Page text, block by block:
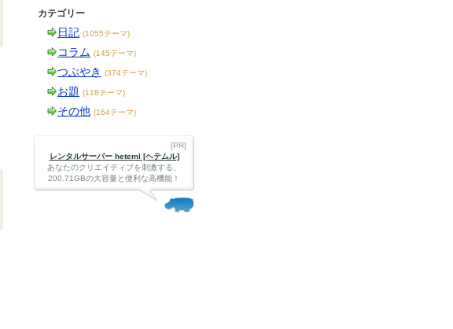
カテゴリー
日記 (1055テーマ)
コラム (145テーマ)
つぶやき (374テーマ)
お題 (118テーマ)
その他 (164テーマ)
[PR]
レンタルサーバー heteml [ヘテムル]
あなたのクリエイティブを刺激する、
200.71GBの大容量と便利な高機能！